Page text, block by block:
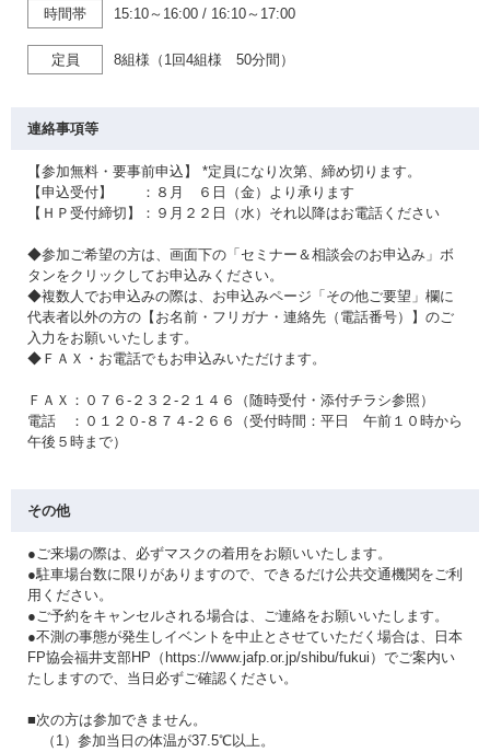
時間帯 15:10～16:00 / 16:10～17:00
定員 8組様（1回4組様 50分間）
連絡事項等
【参加無料・要事前申込】 *定員になり次第、締め切ります。
【申込受付】 ：８月 ６日（金）より承ります
【ＨＰ受付締切】：９月２２日（水）それ以降はお電話ください
◆参加ご希望の方は、画面下の「セミナー＆相談会のお申込み」ボ
タンをクリックしてお申込みください。
◆複数人でお申込みの際は、お申込みページ「その他ご要望」欄に
代表者以外の方の【お名前・フリガナ・連絡先（電話番号）】のご
入力をお願いいたします。
◆ＦＡＸ・お電話でもお申込みいただけます。
ＦＡＸ：０７６-２３２-２１４６（随時受付・添付チラシ参照）
電話 ：０１２０-８７４-２６６（受付時間：平日 午前１０時から
午後５時まで）
その他
●ご来場の際は、必ずマスクの着用をお願いいたします。
●駐車場台数に限りがありますので、できるだけ公共交通機関をご利
用ください。
●ご予約をキャンセルされる場合は、ご連絡をお願いいたします。
●不測の事態が発生しイベントを中止とさせていただく場合は、日本
FP協会福井支部HP（https://www.jafp.or.jp/shibu/fukui）でご案内い
たしますので、当日必ずご確認ください。
■次の方は参加できません。
（1）参加当日の体温が37.5℃以上。